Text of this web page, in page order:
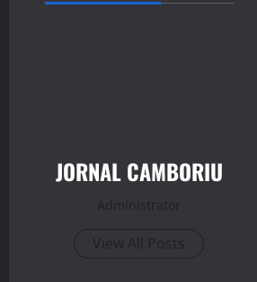
JORNAL CAMBORIU
Administrator
View All Posts